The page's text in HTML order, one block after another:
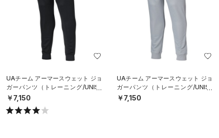
UAチーム アーマースウェット ジョ
ガーパンツ（トレーニング/UNISE
X）
￥7,150
UAチーム アーマースウェット ジョ
ガーパンツ（トレーニング/UNISE
X）
￥7,150